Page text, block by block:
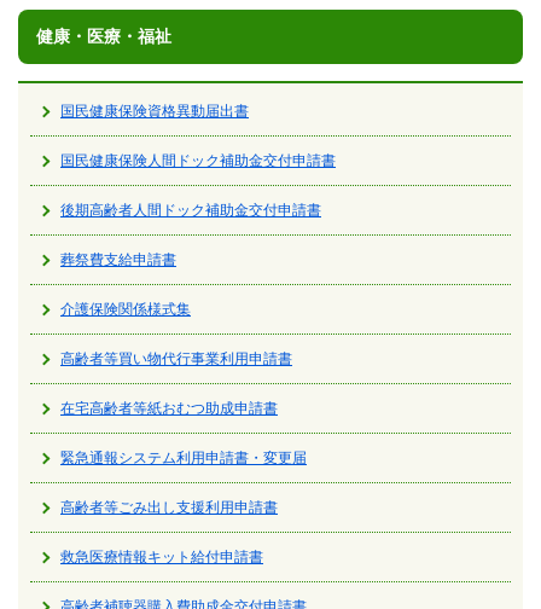
健康・医療・福祉
国民健康保険資格異動届出書
国民健康保険人間ドック補助金交付申請書
後期高齢者人間ドック補助金交付申請書
葬祭費支給申請書
介護保険関係様式集
高齢者等買い物代行事業利用申請書
在宅高齢者等紙おむつ助成申請書
緊急通報システム利用申請書・変更届
高齢者等ごみ出し支援利用申請書
救急医療情報キット給付申請書